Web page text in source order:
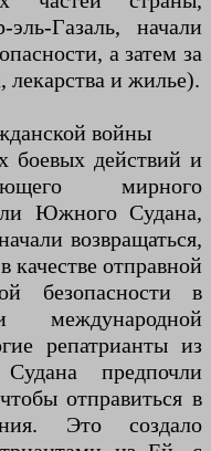
Газаль, начали
а затем за
и жилье).
войны
боевых действий и
мирного
Южного Судана,
возвращаться,
отправной
безопасности в
международной
репатрианты из
предпочли
отправиться в
Это создало